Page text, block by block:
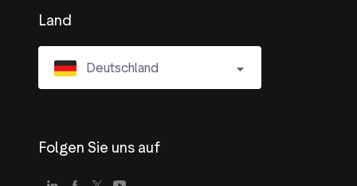
Land
Deutschland
Folgen Sie uns auf